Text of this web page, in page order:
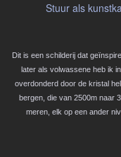
Stuur als
Dit is een schilderij dat
later als volwassene heb ik
overdonderd door de kristal
bergen, die van 2500m naar
meren, elk op een ander